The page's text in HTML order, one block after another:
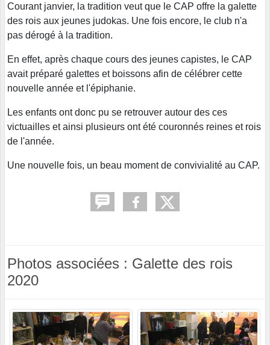
Courant janvier, la tradition veut que le CAP offre la galette
des rois aux jeunes judokas. Une fois encore, le club n'a
pas dérogé à la tradition.
En effet, après chaque cours des jeunes capistes, le CAP
avait préparé galettes et boissons afin de célébrer cette
nouvelle année et l'épiphanie.
Les enfants ont donc pu se retrouver autour des ces
victuailles et ainsi plusieurs ont été couronnés reines et rois
de l'année.
Une nouvelle fois, un beau moment de convivialité au CAP.
Photos associées : Galette des rois
2020